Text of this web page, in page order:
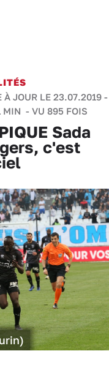
À JOUR LE 23.07.2019 -
MIN - VU 895 FOIS
Sada
c'est